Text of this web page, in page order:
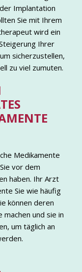
Implantation
Sie mit Ihrem
wird ein
Ihrer
sicherzustellen,
zu viel zumuten.
Medikamente
vor dem
haben. Ihr Arzt
Sie wie häufig
können deren
machen und sie in
um täglich an